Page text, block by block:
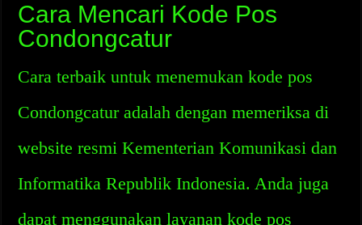
Cara Mencari Kode Pos
Condongcatur
Cara terbaik untuk menemukan kode pos
Condongcatur adalah dengan memeriksa di
website resmi Kementerian Komunikasi dan
Informatika Republik Indonesia. Anda juga
dapat menggunakan layanan kode pos